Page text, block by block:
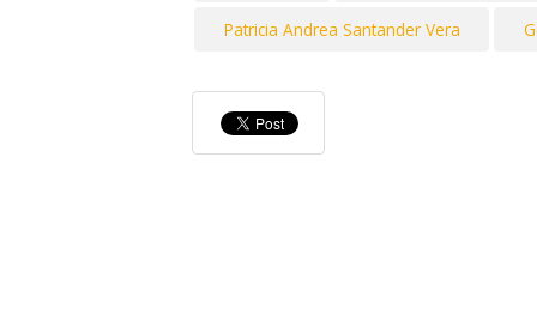
Patricia Andrea Santander Vera